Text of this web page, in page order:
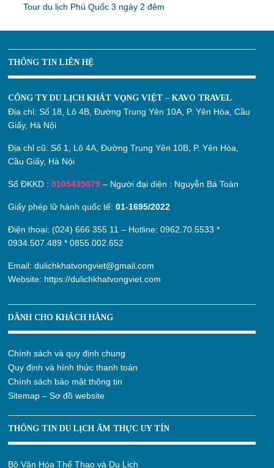
Tour du lịch Phú Quốc 3 ngày 2 đêm
THÔNG TIN LIÊN HỆ
CÔNG TY DU LỊCH KHÁT VỌNG VIỆT – KAVO TRAVEL
Địa chỉ:Số 18, Lô 4B, Đường Trung Yên 10A, P. Yên Hòa, Cầu
Giấy, Hà Nội
Địa chỉ cũ:Số 1, Lô 4A, Đường Trung Yên 10B, P. Yên Hòa,
Cầu Giấy, Hà Nội
Số ĐKKD :0105435079 – Người đại diện : Nguyễn Bá Toàn
Giấy phép lữ hành quốc tế:01-1695/2022
Điện thoại: (024) 666 355 11 – Hotline:0962.70.5533 *
0934.507.489 *0855.002.652
Email:dulichkhatvongviet@gmail.com
Website: https://dulichkhatvongviet.com
DÀNH CHO KHÁCH HÀNG
Chính sách và quy định chung
Quy định và hình thức thanh toán
Chính sách bảo mật thông tin
Sitemap – Sơ đồ website
THÔNG TIN DU LỊCH ẨM THỰC UY TÍN
Bộ Văn Hóa Thể Thao và Du Lịch